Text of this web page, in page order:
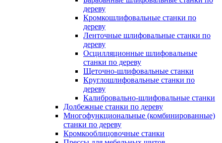
дереву
Кромкошлифовальные станки по
дереву
Ленточные шлифовальные станки по
дереву
Осцилляционные шлифовальные
станки по дереву
Щеточно-шлифовальные станки
Круглошлифовальные станки по
дереву
Калибровально-шлифовальные станки
Долбежные станки по дереву
Многофункциональные (комбинированные)
станки по дереву
Кромкооблицовочные станки